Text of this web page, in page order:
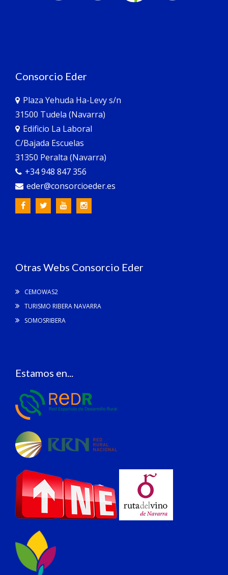
Consorcio Eder
Plaza Yehuda Ha-Levy s/n
31500 Tudela (Navarra)
Edificio La Laboral
C/Bajada Escuelas
31350 Peralta (Navarra)
+34 948 847 356
eder@consorcioeder.es
Otras Webs Consorcio Eder
CEMOWAS2
TURISMO RIBERA NAVARRA
SOMOSRIBERA
Estamos en...